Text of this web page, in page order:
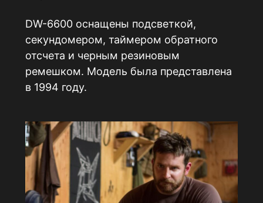
DW-6600 оснащены подсветкой,
секундомером, таймером обратного
отсчета и черным резиновым
ремешком. Модель была представлена
в 1994 году.